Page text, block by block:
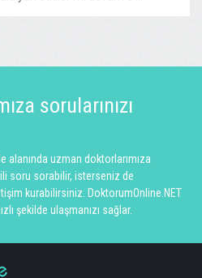
sorularınızı
alanında uzman doktorlarımıza
soru sorabilir, isterseniz de
kurabilirsiniz. DoktorumOnline.NET
şekilde ulaşmanızı sağlar.